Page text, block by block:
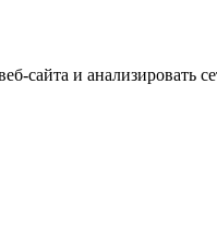
сайта и анализировать